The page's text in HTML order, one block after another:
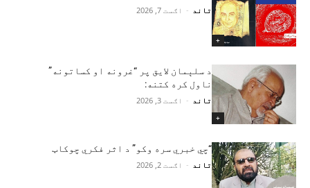
+
تاند - اګست 7, 2026
+
د سلېمان لایق پر “غرونه او کساتونه”
ناول کره کتنه:
تاند - اګست 3, 2026
“چي خبري سره وکو” د اثر فکري چوکاټ
تاند - اګست 2, 2026